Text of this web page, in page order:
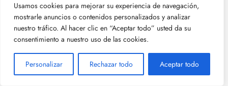
Usamos cookies para mejorar su experiencia de navegación,
mostrarle anuncios o contenidos personalizados y analizar
nuestro tráfico. Al hacer clic en “Aceptar todo” usted da su
consentimiento a nuestro uso de las cookies.
Personalizar Rechazar todo Aceptar todo